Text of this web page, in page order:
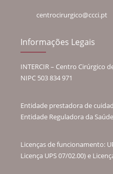
centrocirurgico@ccci.pt
Informações Legais
INTERCIR – Centro Cirúrgico
NIPC 503 834 971
Entidade prestadora de
Entidade Reguladora da
Licenças de funcionamento:
Licença UPS 07/02.00) e